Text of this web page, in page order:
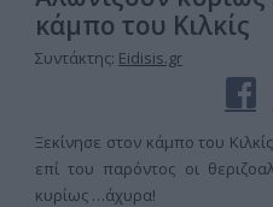
κάμπο του Κιλκίς
Συντάκτης: Eidisis.gr
Ξεκίνησε στον κάμπο του
επί του παρόντος οι
κυρίως …άχυρα!